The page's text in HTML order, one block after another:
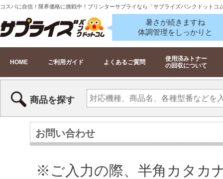
コスパに自信！限界価格に挑戦中！プリンターサプライなら「サプライズバンクドットコ
暑さが続きますね
体調管理をしっかりと
HOME ご利用ガイド よくあるご質問
使用済みトナー
の回収について
商品を探す
お問い合わせ
※ご入力の際、半角カタカ